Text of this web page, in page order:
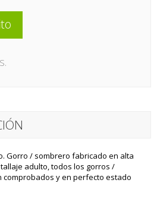
Gorro / sombrero fabricado en alta
adulto, todos los gorros /
comprobados y en perfecto estado